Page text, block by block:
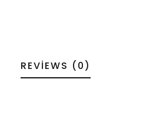
REVIEWS (0)